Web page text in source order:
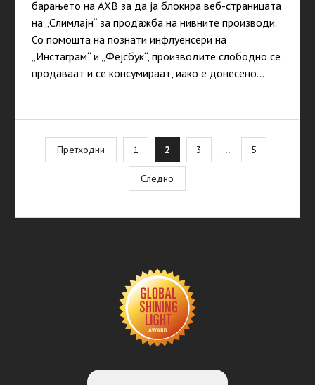
барањето на АХВ за да ја блокира веб-страницата
на „Слимлајн“ за продажба на нивните производи.
Со помошта на познати инфлуенсери на
„Инстаграм“ и „Фејсбук“, производите слободно се
продаваат и се консумираат, иако е донесено…
Posts
pagination
Претходни 1 2 3 … 5
Следно